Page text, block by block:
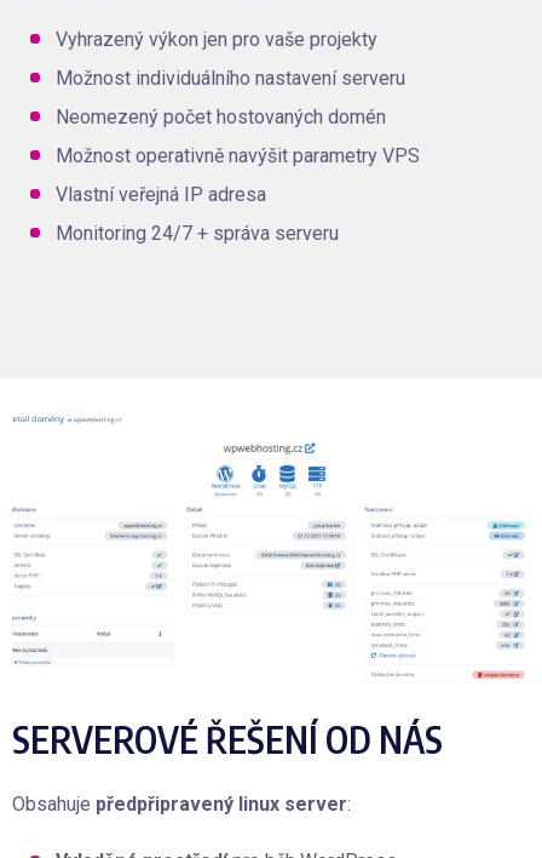
Vyhrazený výkon jen pro vaše projekty
Možnost individuálního nastavení serveru
Neomezený počet hostovaných domén
Možnost operativně navýšit parametry VPS
Vlastní veřejná IP adresa
Monitoring 24/7 + správa serveru
SERVEROVÉ ŘEŠENÍ OD NÁS
Obsahuje předpřipravený linux server: